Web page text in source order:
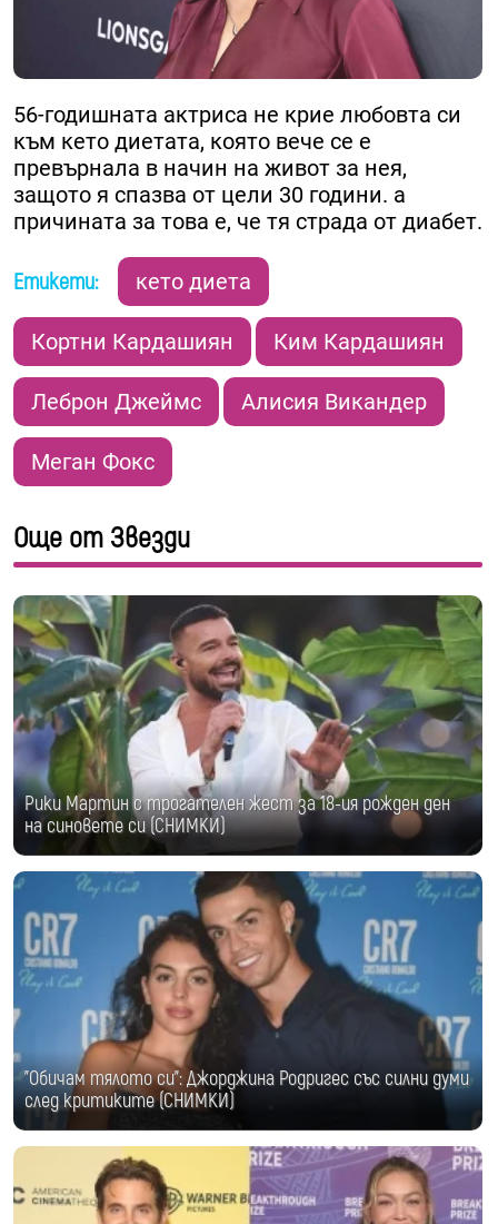
56-годишната актриса не крие любовта си
към кето диетата, която вече се е
превърнала в начин на живот за нея,
защото я спазва от цели 30 години. а
причината за това е, че тя страда от диабет.
Етикети: кето диета
Кортни Кардашиян Ким Кардашиян
Леброн Джеймс Алисия Викандер
Меган Фокс
Още от Звезди
Рики Мартин с трогателен жест за 18-ия рожден ден
на синовете си (СНИМКИ)
"Обичам тялото си": Джорджина Родригес със силни думи
след критиките (СНИМКИ)